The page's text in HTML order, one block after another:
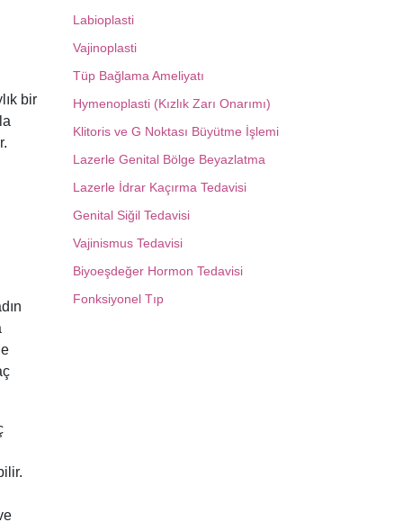
bir
Labioplasti
Vajinoplasti
Tüp Bağlama Ameliyatı
Hymenoplasti (Kızlık Zarı Onarımı)
Klitoris ve G Noktası Büyütme İşlemi
Lazerle Genital Bölge Beyazlatma
Lazerle İdrar Kaçırma Tedavisi
Genital Siğil Tedavisi
Vajinismus Tedavisi
Biyoeşdeğer Hormon Tedavisi
Fonksiyonel Tıp